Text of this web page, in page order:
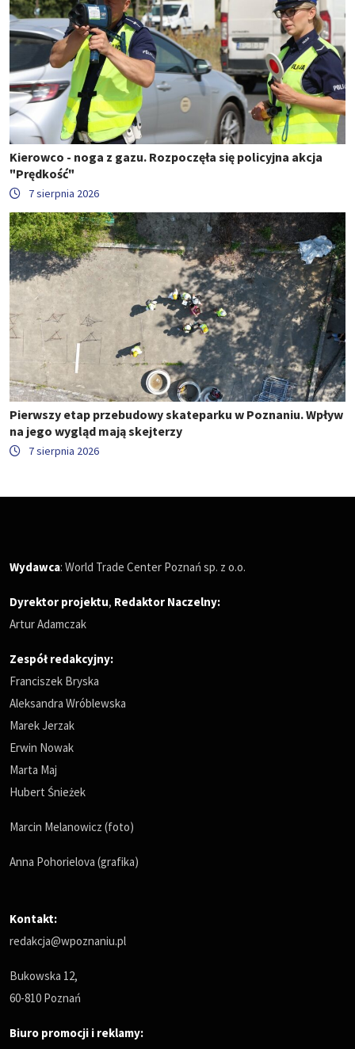
Kierowco - noga z gazu. Rozpoczęła się policyjna akcja
"Prędkość"
7 sierpnia 2026
Pierwszy etap przebudowy skateparku w Poznaniu. Wpływ
na jego wygląd mają skejterzy
7 sierpnia 2026
Wydawca: World Trade Center Poznań sp. z o.o.
Dyrektor projektu, Redaktor Naczelny:
Artur Adamczak
Zespół redakcyjny:
Franciszek Bryska
Aleksandra Wróblewska
Marek Jerzak
Erwin Nowak
Marta Maj
Hubert Śnieżek
Marcin Melanowicz (foto)
Anna Pohorielova (grafika)
Kontakt:
redakcja@wpoznaniu.pl
Bukowska 12,
60-810 Poznań
Biuro promocji i reklamy: